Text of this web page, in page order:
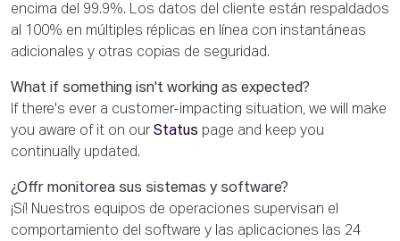
encima del 99.9%. Los datos del cliente están respaldados
al 100% en múltiples réplicas en línea con instantáneas
adicionales y otras copias de seguridad.
What if something isn't working as expected?
If there's ever a customer-impacting situation, we will make
you aware of it on our Status page and keep you
continually updated.
¿Offr monitorea sus sistemas y software?
¡Sí! Nuestros equipos de operaciones supervisan el
comportamiento del software y las aplicaciones las 24